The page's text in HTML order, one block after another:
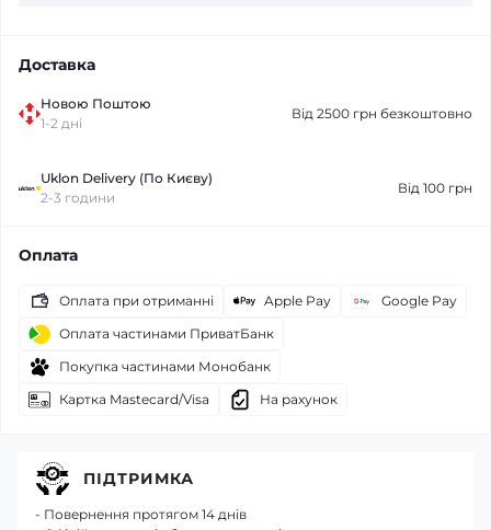
Доставка
Новою Поштою
1-2 дні
Від 2500 грн безкоштовно
Uklon Delivery (По Києву)
2-3 години
Від 100 грн
Оплата
Оплата при отриманні Apple Pay
Google Pay
Оплата частинами ПриватБанк
Покупка частинами Монобанк
Картка Mastecard/Visa
На рахунок
ПІДТРИМКА
- Повернення протягом 14 днів